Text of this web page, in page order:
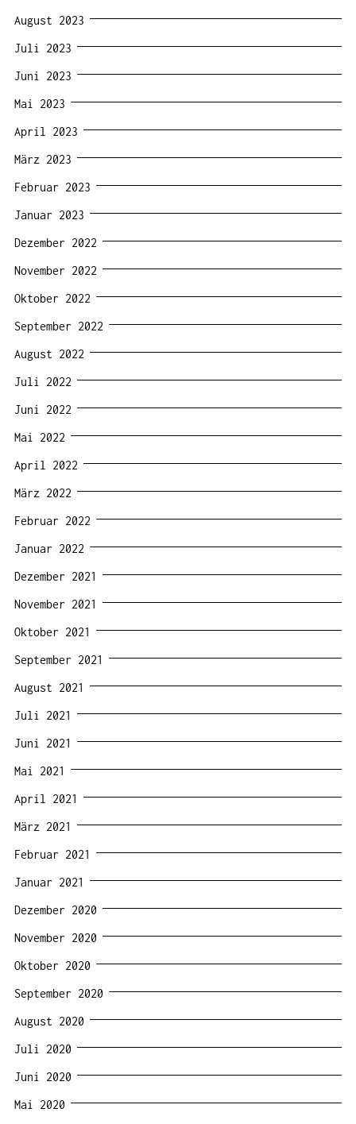
August 2023
Juli 2023
Juni 2023
Mai 2023
April 2023
März 2023
Februar 2023
Januar 2023
Dezember 2022
November 2022
Oktober 2022
September 2022
August 2022
Juli 2022
Juni 2022
Mai 2022
April 2022
März 2022
Februar 2022
Januar 2022
Dezember 2021
November 2021
Oktober 2021
September 2021
August 2021
Juli 2021
Juni 2021
Mai 2021
April 2021
März 2021
Februar 2021
Januar 2021
Dezember 2020
November 2020
Oktober 2020
September 2020
August 2020
Juli 2020
Juni 2020
Mai 2020